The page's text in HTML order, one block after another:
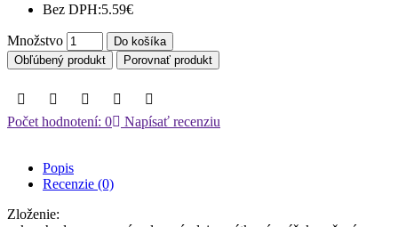
Bez DPH:5.59€
Množstvo
Do košíka
Obľúbený produkt
Porovnať produkt
Počet hodnotení: 0 Napísať recenziu
Popis
Recenzie (0)
Zloženie: